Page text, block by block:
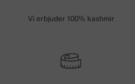
Vi erbjuder 100% kashmir